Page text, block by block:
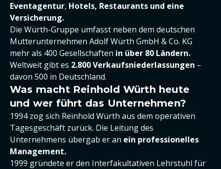
Eventagentur, Hotels, Restaurants und eine
Versicherung.
Die Würth-Gruppe umfasst neben dem deutschen
Mutterunternehmen Adolf Würth GmbH & Co. KG
mehr als 400 Gesellschaften in über 80 Ländern.
Weltweit gibt es 2.800 Verkaufsniederlassungen –
davon 500 in Deutschland.
Was macht Reinhold Würth heute
und wer führt das Unternehmen?
1994 zog sich Reinhold Würth aus dem operativen
Tagesgeschäft zurück. Die Leitung des
Unternehmens übergab er an ein professionelles
Management.
1999 gründete er den Interfakultativen Lehrstuhl für